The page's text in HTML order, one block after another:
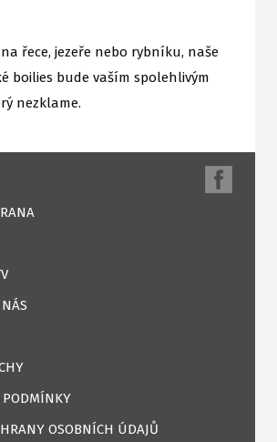
řece, jezeře nebo rybníku, naše
boilies bude vaším spolehlivým
nezklame.
OSOBNÍCH ÚDAJŮ